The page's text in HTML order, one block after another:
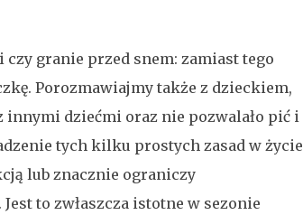
granie przed snem: zamiast tego
Porozmawiajmy także z dzieckiem,
innymi dziećmi oraz nie pozwalało pić i
tych kilku prostych zasad w życie
lub znacznie ograniczy
to zwłaszcza istotne w sezonie